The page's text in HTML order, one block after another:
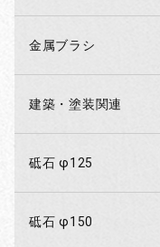
金属ブラシ
建築・塗装関連
砥石 φ125
砥石 φ150